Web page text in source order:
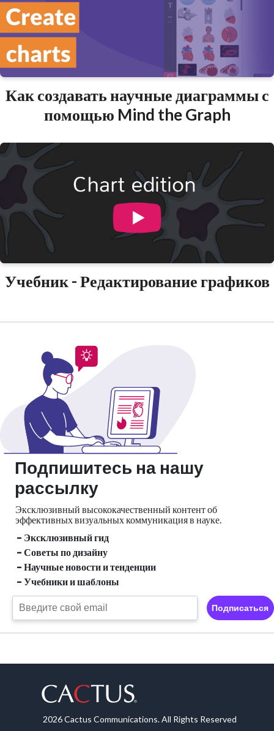
Как создавать научные диаграммы с
помощью Mind the Graph
Учебник - Редактирование графиков
Подпишитесь на нашу
рассылку
Эксклюзивный высококачественный контент об
эффективных визуальныхкоммуникация в науке.
- Эксклюзивный гид
- Советы по дизайну
- Научные новости и тенденции
- Учебники и шаблоны
Подписаться
2026 Cactus Communications. All Rights Reserved